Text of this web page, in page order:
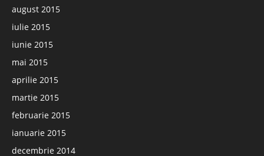
august 2015
iulie 2015
iunie 2015
mai 2015
aprilie 2015
martie 2015
februarie 2015
ianuarie 2015
decembrie 2014